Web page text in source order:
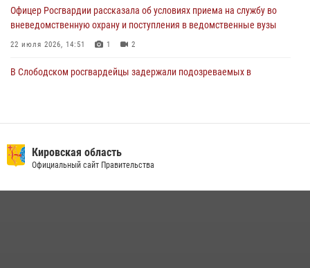
Офицер Росгвардии рассказала об условиях приема на службу во
вневедомственную охрану и поступления в ведомственные вузы
22 июля 2026, 14:51 1 2
В Слободском росгвардейцы задержали подозреваемых в
находящегося в розыске
24 июля 2026, 09:01
Кировская область
Официальный сайт Правительства